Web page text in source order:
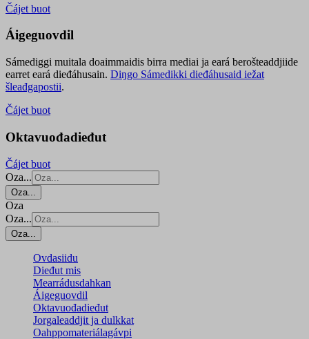
Čájet buot
Áigeguovdil
Sámediggi muitala doaimmaidis birra mediai ja eará berošteaddjiide
earret eará dieđáhusain. Diŋgo Sámedikki dieđáhusaid iežat
šleađgapostii.
Čájet buot
Oktavuođadieđut
Čájet buot
Oza...
Oza...
Oza
Oza...
Oza...
Ovdasiidu
Dieđut mis
Mearrádusdahkan
Áigeguovdil
Oktavuođadieđut
Jorgaleaddjit ja dulkkat
Oahppomateriálagávpi